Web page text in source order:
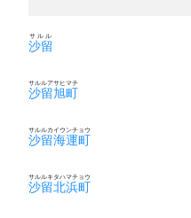
沙留
サルル
沙留旭町
サルルアサヒマチ
沙留海運町
サルルカイウンチョウ
沙留北浜町
サルルキタハマチョウ